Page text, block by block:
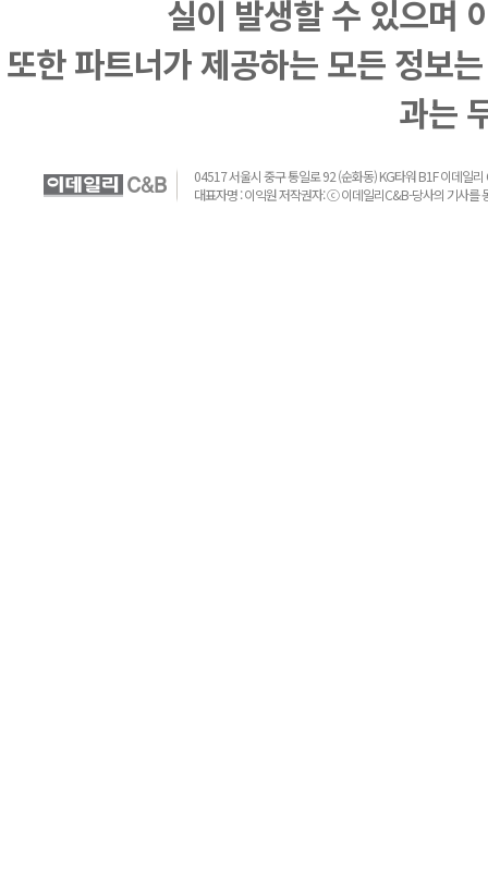
실이 발생할 수 있으며
또한 파트너가 제공하는 모든 정보
과는
04517 서울시 중구 통일로 92 (순화동) KG타워 B1F 이데일
대표자명 : 이익원 저작권자: ⓒ 이데일리C&B-당사의 기사를